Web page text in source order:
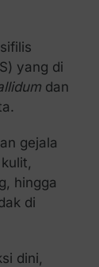
yang di
dan
gejala
hingga
di
dini,